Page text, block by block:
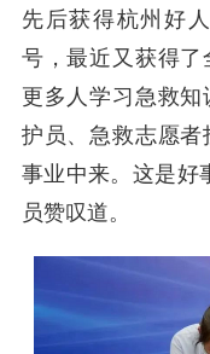
先后获得杭州好
号，最近又获得
更多人学习急救
护员、急救志愿
事业中来。这是好
员赞叹道。